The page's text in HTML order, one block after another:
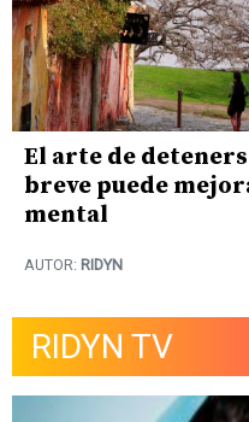
El arte de
breve puede
mental
AUTOR: RIDYN
RIDYN TV